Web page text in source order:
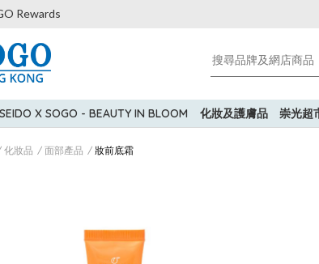
Rewards
X SOGO - BEAUTY IN BLOOM 化妝及護膚品 崇光超
化妝品 面部產品 妝前底霜